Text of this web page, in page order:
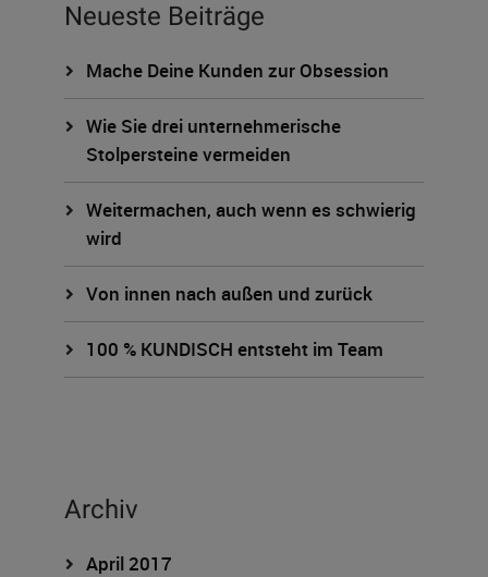
Neueste Beiträge
Mache Deine Kunden zur Obsession
Wie Sie drei unternehmerische
Stolpersteine vermeiden
Weitermachen, auch wenn es schwierig
wird
Von innen nach außen und zurück
100 % KUNDISCH entsteht im Team
Archiv
April 2017